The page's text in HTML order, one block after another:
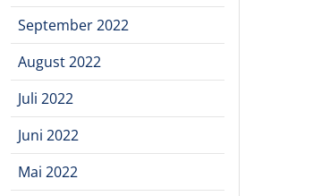
September 2022
August 2022
Juli 2022
Juni 2022
Mai 2022